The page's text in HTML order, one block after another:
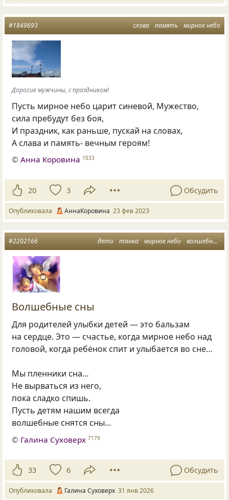
слова память мирное небо
#1849693
Дорогие мужчины, с праздником!
Пусть мирное небо царит синевой, Мужество,
сила пребудут без боя,
И праздник, как раньше, пускай на словах,
А слава и память- вечным героям!
©Анна Коровина 1033
20 3 Обсудить
Опубликовала АннаКоровина 23 фев 2023
дети танка мирное небо волшебные сны
#2202166
Волшебные сны
Для родителей улыбки детей — это бальзам
на сердце. Это — счастье, когда мирное небо над
головой, когда ребёнок спит и улыбается во сне…
Мы пленники сна…
Не вырваться из него,
пока сладко спишь.
Пусть детям нашим всегда
волшебные снятся сны…
© Галина Суховерх 7179
33 6 Обсудить
Опубликовала Галина Суховерх 31 янв 2026